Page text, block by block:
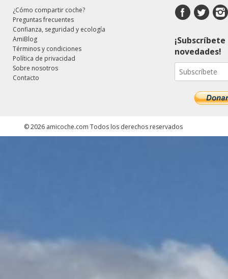
¿Cómo compartir coche?
Preguntas frecuentes
Confianza, seguridad y ecología
AmiBlog
Términos y condiciones
Política de privacidad
Sobre nosotros
Contacto
novedades!
©2026 amicoche.com Todos los derechos reservados